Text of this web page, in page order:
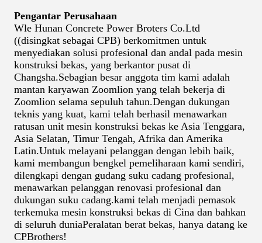
Pengantar Perusahaan
Wle Hunan Concrete Power Broters Co.Ltd
((disingkat sebagai CPB) berkomitmen untuk
menyediakan solusi profesional dan andal pada mesin
konstruksi bekas, yang berkantor pusat di
Changsha.Sebagian besar anggota tim kami adalah
mantan karyawan Zoomlion yang telah bekerja di
Zoomlion selama sepuluh tahun.Dengan dukungan
teknis yang kuat, kami telah berhasil menawarkan
ratusan unit mesin konstruksi bekas ke Asia Tenggara,
Asia Selatan, Timur Tengah, Afrika dan Amerika
Latin.Untuk melayani pelanggan dengan lebih baik,
kami membangun bengkel pemeliharaan kami sendiri,
dilengkapi dengan gudang suku cadang profesional,
menawarkan pelanggan renovasi profesional dan
dukungan suku cadang.kami telah menjadi pemasok
terkemuka mesin konstruksi bekas di Cina dan bahkan
di seluruh duniaPeralatan berat bekas, hanya datang ke
CPBrothers!